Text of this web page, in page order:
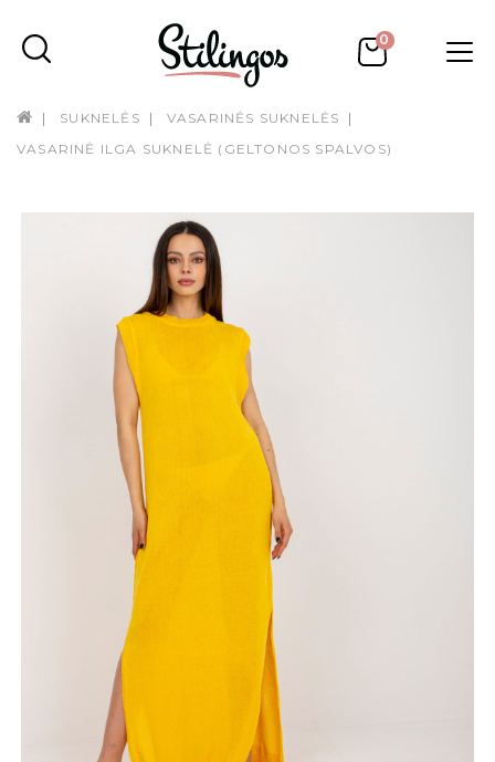
0
SUKNELĖS
VASARINĖS SUKNELĖS
VASARINĖ ILGA SUKNELĖ (GELTONOS SPALVOS)